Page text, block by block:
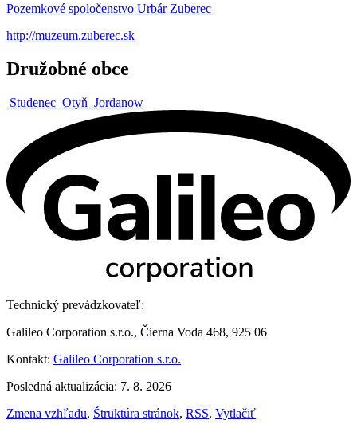
Pozemkové spoločenstvo Urbár Zuberec
http://muzeum.zuberec.sk
Družobné obce
Studenec Otyň Jordanow
Technický prevádzkovateľ:
Galileo Corporation s.r.o., Čierna Voda 468, 925 06
Kontakt: Galileo Corporation s.r.o.
Posledná aktualizácia: 7. 8. 2026
Zmena vzhľadu, Štruktúra stránok, RSS, Vytlačiť